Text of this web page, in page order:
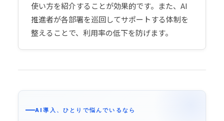
使い方を紹介することが効果的です。また、AI
推進者が各部署を巡回してサポートする体制を
整えることで、利用率の低下を防げます。
AI導入、ひとりで悩んでいるなら